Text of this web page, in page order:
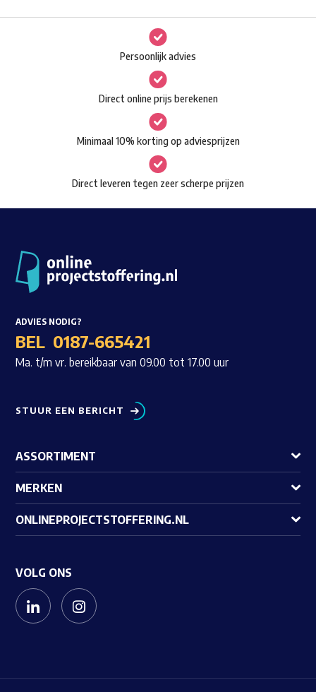
Waar ben je naar op zoek?
Deze
optie
kan
gekozen
worden
op
de
productpagina
Persoonlijk advies
Direct online prijs berekenen
Minimaal 10% korting op adviesprijzen
Direct leveren tegen zeer scherpe prijzen
ADVIES NODIG?
BEL 0187-665421
Ma. t/m vr. bereikbaar van 09.00 tot 17.00 uur
STUUR EEN BERICHT
ASSORTIMENT
MERKEN
ONLINEPROJECTSTOFFERING.NL
VOLG ONS